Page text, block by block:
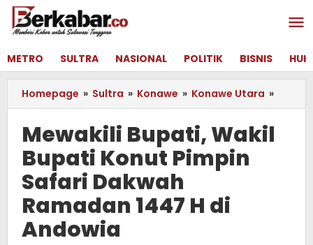
Lewati
konten
METRO
SULTRA NASIONAL POLITIK BISNIS
Homepage » Sultra » Konawe » Konawe Utara »
Bupati,
Mewakili Bupati, Wakil
Bupati Konut Pimpin
Safari Dakwah
Ramadan 1447 H di
Andowia